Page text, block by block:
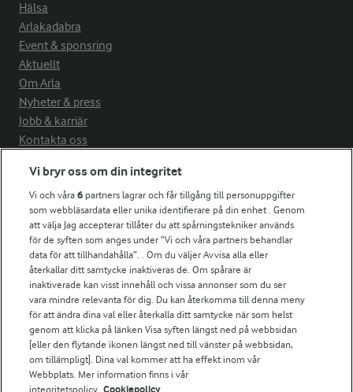
Hälsa
Arlakadabra
Event & sponsring
Aktuellt
Om Arla
Nyheter & press
Jobb & karriär
Kontakta oss
Arla in other countries
Fler Arlasajter
För ägare
Arlas kundportal
Arla.com
Falbygdens Ost
Arla webbshop
Bildbank
Vi bryr oss om din integritet
Vi och våra6 partners lagrar och får tillgång till personuppgifter
som webbläsardata eller unika identifierare på din enhet . Genom
att välja Jag accepterar tillåter du att spårningstekniker används
för de syften som anges under ”Vi och våra partners behandlar
data för att tillhandahålla”. . Om du väljer Avvisa alla eller
återkallar ditt samtycke inaktiveras de. Om spårare är
inaktiverade kan visst innehåll och vissa annonser som du ser
vara mindre relevanta för dig. Du kan återkomma till denna meny
för att ändra dina val eller återkalla ditt samtycke när som helst
genom att klicka på länken Visa syften längst ned på webbsidan
[eller den flytande ikonen längst ned till vänster på webbsidan,
om tillämpligt]. Dina val kommer att ha effekt inom vår
Webbplats. Mer information finns i vår
integritetspolicy. Cookiepolicy